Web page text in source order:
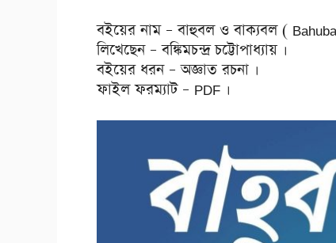
বইয়ের নাম – বাহুবল ও বাক্যবল (
লিখেছেন – বঙ্কিমচন্দ্র চট্টোপাধ্যায় ।
বইয়ের ধরন – অজ্ঞাত রচনা ।
ফাইল ফরম্যাট – PDF ।